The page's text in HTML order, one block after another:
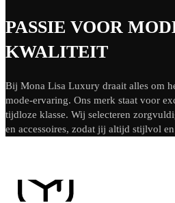
PASSIE VOOR
KWALITEIT
Bij Mona Lisa Luxury draait alles om
mode-ervaring. Ons merk staat voor
tijdloze klasse. Wij selecteren
en accessoires, zodat jij altijd stijlvol